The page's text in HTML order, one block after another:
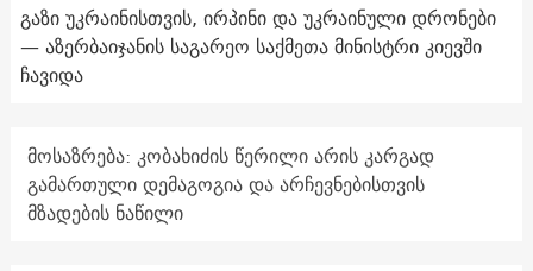
გაზი უკრაინისთვის, ირპინი და უკრაინული დრონები
— აზერბაიჯანის საგარეო საქმეთა მინისტრი კიევში
ჩავიდა
მოსაზრება: კობახიძის წერილი არის კარგად
გამართული დემაგოგია და არჩევნებისთვის
მზადების ნაწილი